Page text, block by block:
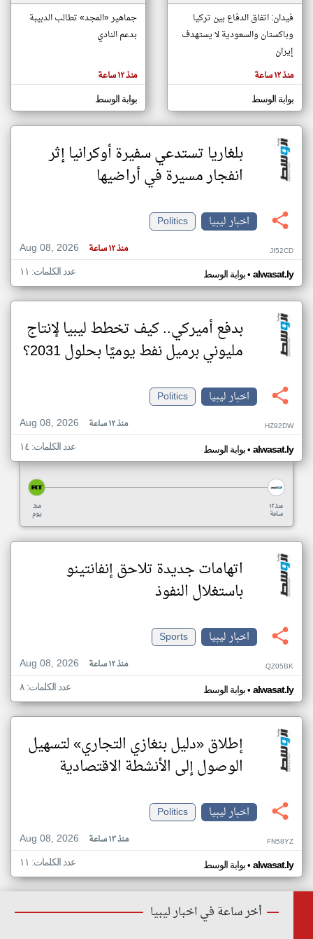
مصادر الأخبار من ليبيا
اخبار ليبيا على مدار الساعة
أهم اخبار ليبيا العاجلة والمباشرة
المقالات
الموجوده
هنا عن
وجهة
نظر
كاتبيها.
فيدان: اتفاق الدفاع بين تركيا
وباكستان والسعودية لا يستهدف
إيران
منذ ١٢ ساعة
بوابة الوسط
جماهير «المجد» تطالب الدبيبة
بدعم النادي
منذ ١٢ ساعة
بوابة الوسط
بلغاريا تستدعي سفيرة أوكرانيا إثر
انفجار مسيرة في أراضيها
اخبار ليبيا
Politics
Aug 08, 2026
منذ ١٢ ساعة JI52CD
بوابة الوسط• alwasat.ly عدد الكلمات: ١١
بدفع أميركي.. كيف تخطط ليبيا لإنتاج
مليوني برميل نفط يوميًا بحلول 2031؟
اخبار ليبيا
Politics
Aug 08, 2026
منذ ١٢ ساعة HZ92DW
بوابة الوسط• alwasat.ly عدد الكلمات: ١٤
منذ
يوم
منذ ١٢
ساعة
اتهامات جديدة تلاحق إنفانتينو
باستغلال النفوذ
اخبار ليبيا
Sports
Aug 08, 2026
منذ ١٢ ساعة QZ05BK
بوابة الوسط• alwasat.ly عدد الكلمات: ٨
إطلاق «دليل بنغازي التجاري» لتسهيل
الوصول إلى الأنشطة الاقتصادية
اخبار ليبيا
Politics
Aug 08, 2026
منذ ١٣ ساعة FN58YZ
بوابة الوسط• alwasat.ly عدد الكلمات: ١١
أخر ساعة في اخبار ليبيا
klyoum.com